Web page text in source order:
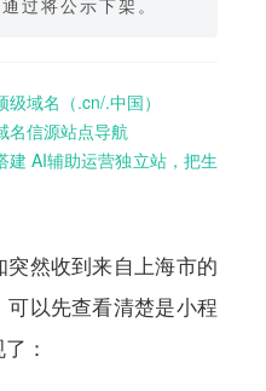
域名（.cn/.中国）
名信源站点导航
建 AI辅助运营独立站，把生
然收到来自上海市的
以先查看清楚是小程
：